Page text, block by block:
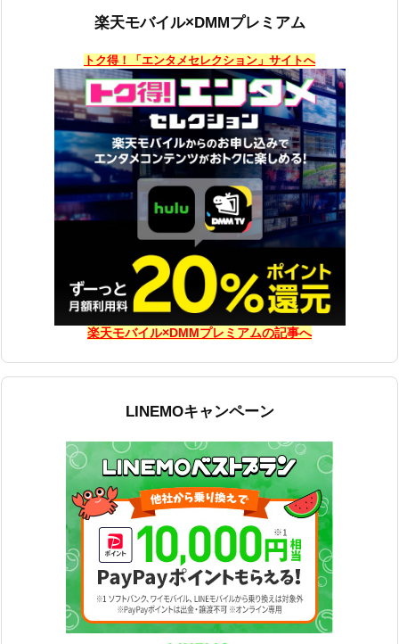
楽天モバイル×DMMプレミアム
トク得！「エンタメセレクション」サイトへ
楽天モバイル×DMMプレミアムの記事へ
LINEMOキャンペーン